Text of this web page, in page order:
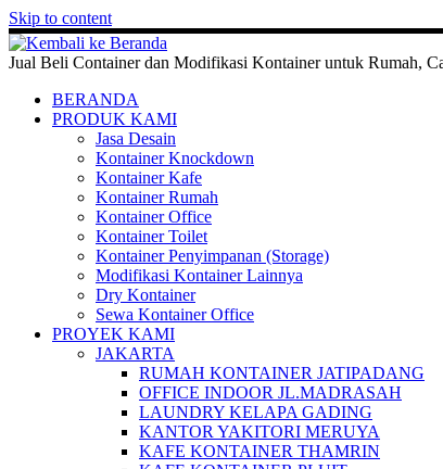
Skip to content
Jual Beli Container dan Modifikasi Kontainer untuk Rumah,
BERANDA
PRODUK KAMI
Jasa Desain
Kontainer Knockdown
Kontainer Kafe
Kontainer Rumah
Kontainer Office
Kontainer Toilet
Kontainer Penyimpanan (Storage)
Modifikasi Kontainer Lainnya
Dry Kontainer
Sewa Kontainer Office
PROYEK KAMI
JAKARTA
RUMAH KONTAINER JATIPADANG
OFFICE INDOOR JL.MADRASAH
LAUNDRY KELAPA GADING
KANTOR YAKITORI MERUYA
KAFE KONTAINER THAMRIN